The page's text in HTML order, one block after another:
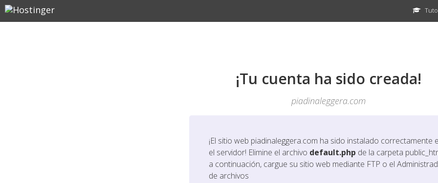
¡Tu cuenta ha sido creada!
piadinaleggera.com
¡El sitio web piadinaleggera.com ha sido instalado correctamente
el servidor! Elimine el archivo default.php de la carpeta
a continuación, cargue su sitio web mediante FTP o el
de archivos